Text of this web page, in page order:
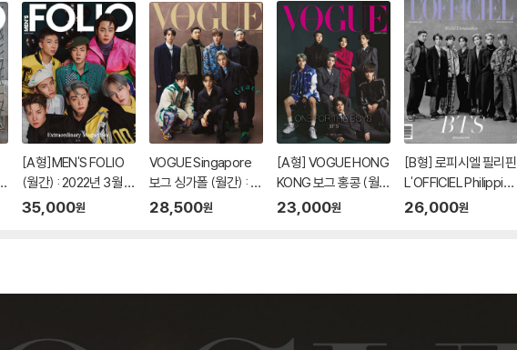
[A형]MEN'S FOLIO
(월간) : 2022년 3월 :
BTS 방탄소년단 커버
35,000원
VOGUE Singapore
보그 싱가폴 (월간) : 2
021년 1월호 BTS 방탄
28,500원
[A형] VOGUE HONG
KONG 보그 홍콩 (월
간) : 2022년 1월호 BT
23,000원
[B형] 로피시엘 필리핀
L'OFFICIEL Philippine
s : 2021년 Winter Iss
26,000원